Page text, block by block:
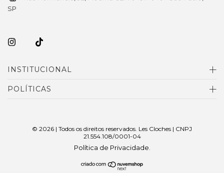
SP
INSTITUCIONAL
POLÍTICAS
© 2026 | Todos os direitos reservados. Les Cloches | CNPJ
21.554.108/0001-04
Política de Privacidade